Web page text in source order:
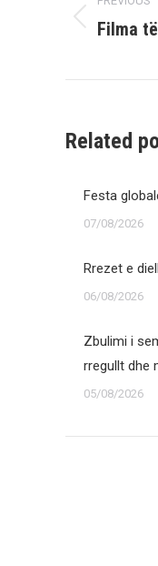
Previous
Filma
Related
Festa
07/08/2026
Rrezet e
06/08/2026
Zbulimi i
rregullt dhe
05/08/2026